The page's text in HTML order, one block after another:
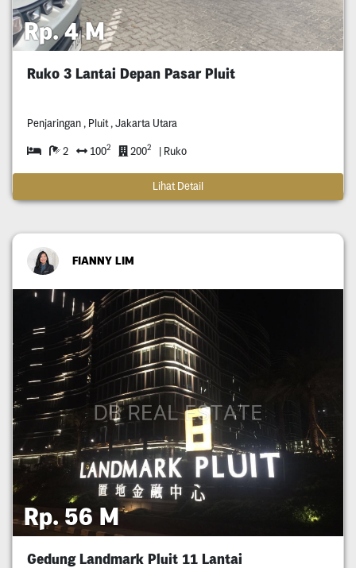
Rp. 4 M
Ruko 3 Lantai Depan Pasar Pluit
Penjaringan , Pluit , Jakarta Utara
2 1002 2002 | Ruko
Lihat Detail
FIANNY LIM
Rp. 56 M
Gedung Landmark Pluit 11 Lantai